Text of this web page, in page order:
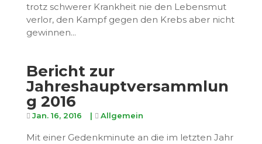
trotz schwerer Krankheit nie den Lebensmut
verlor, den Kampf gegen den Krebs aber nicht
gewinnen...
Bericht zur
Jahreshauptversammlun
g 2016
Jan. 16, 2016 | Allgemein
Mit einer Gedenkminute an die im letzten Jahr